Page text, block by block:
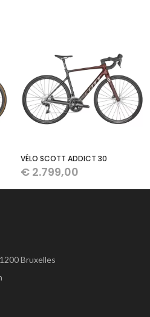
VÉLO SCOTT ADDICT 30
€ 2.799,00
Bruxelles